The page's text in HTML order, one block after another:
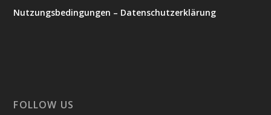
Nutzungsbedingungen – Datenschutzerklärung
FOLLOW US